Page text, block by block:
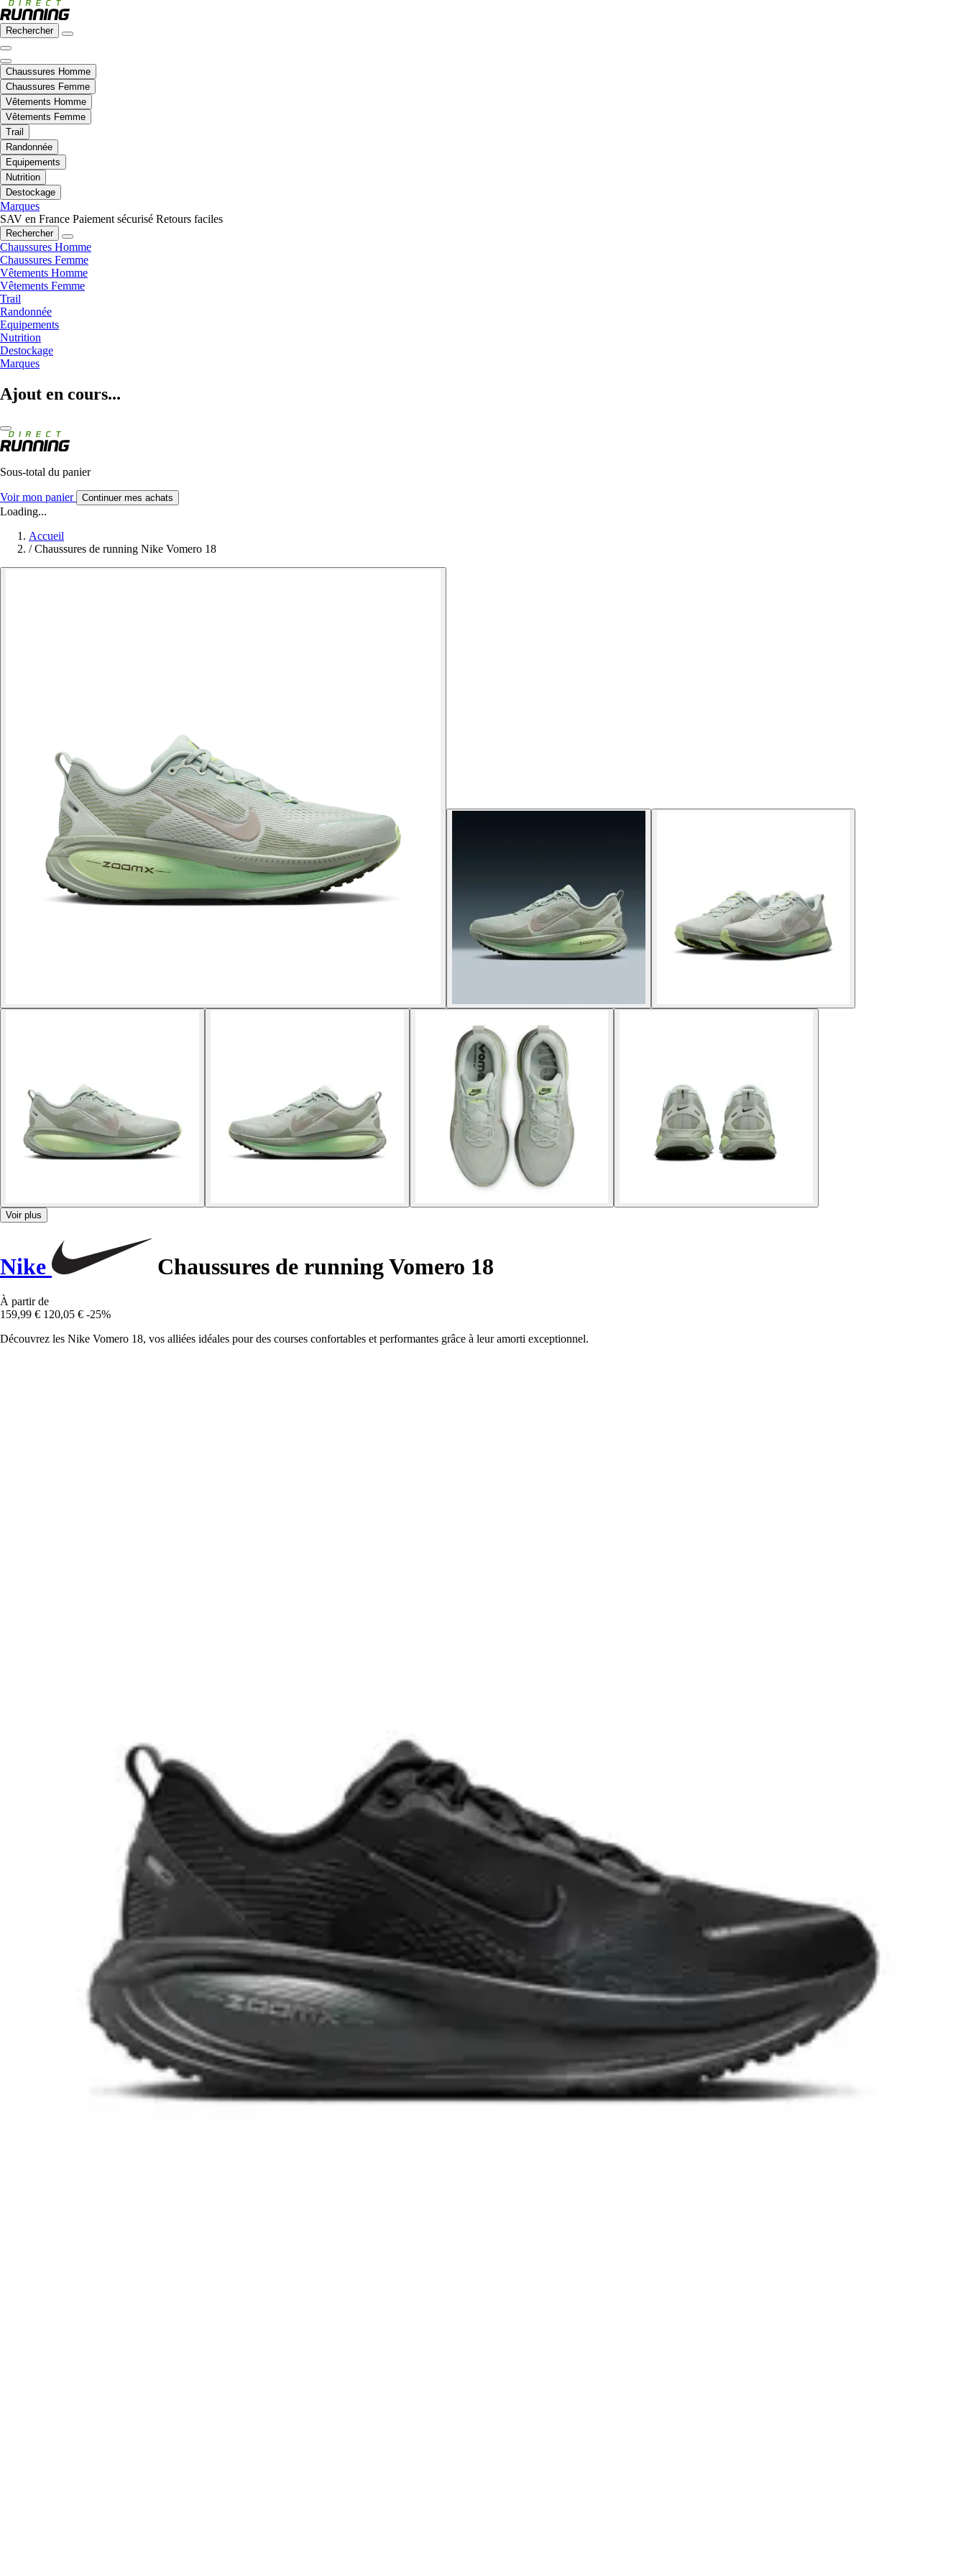
Rechercher
Chaussures Homme
Chaussures Femme
Vêtements Homme
Vêtements Femme
Trail
Randonnée
Equipements
Nutrition
Destockage
Marques
SAV en France Paiement sécurisé Retours faciles
Rechercher
Chaussures Homme
Chaussures Femme
Vêtements Homme
Vêtements Femme
Trail
Randonnée
Equipements
Nutrition
Destockage
Marques
Ajout en cours...
Sous-total du panier
Voir mon panier Continuer mes achats
Loading...
Accueil
/ Chaussures de running Nike Vomero 18
Voir plus
Nike Chaussures de running Vomero 18
À partir de
159,99 € 120,05 € -25%
Découvrez les Nike Vomero 18, vos alliées idéales pour des courses confortables et performantes grâce à leur amorti exceptionnel.